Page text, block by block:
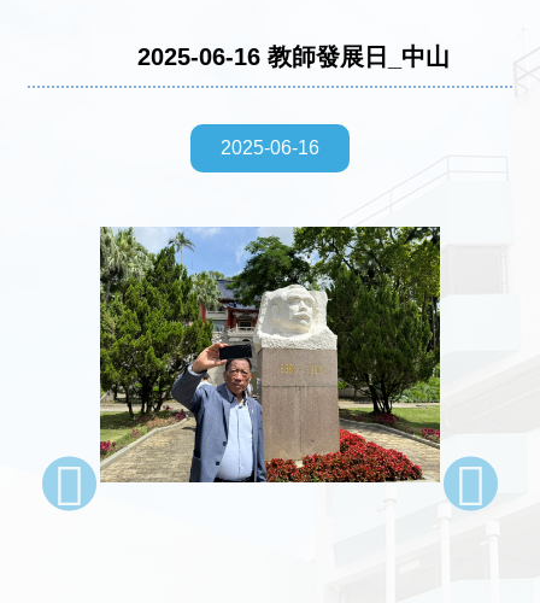
2025-06-16 教師發展日_中山
2025-06-16